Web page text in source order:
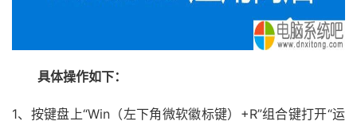
具体操作如下：
1、按键盘上“Win（左下角微软徽标键）+R”组合键打开“运